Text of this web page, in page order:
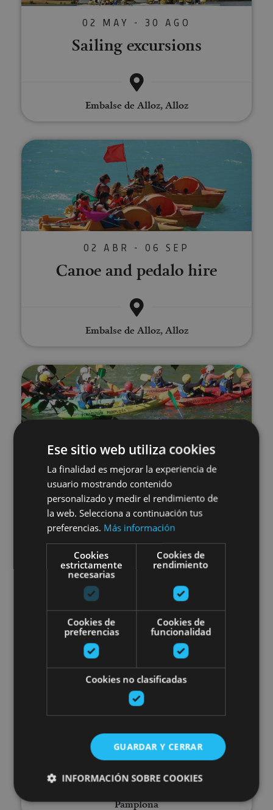
02 MAY - 30 AGO
Sailing excursions
Embalse de Alloz, Alloz
Canoe and pedalo hire
02 ABR - 06 SEP
Canoe and pedalo hire
Embalse de Alloz, Alloz
Kayak the Arga River
01 ABR - 31 OCT
Kayak the Arga River
Pamplona
Stand up Paddle Board in
01 ABR - 31 OCT
Stand up Paddle Board in
Pamplona
Pamplona
Ese sitio web utiliza cookies
La finalidad es mejorar la experiencia de
usuario mostrando contenido
personalizado y medir el rendimiento de
la web. Selecciona a continuación tus
preferencias. Más información
Cookies
estrictamente
necesarias
Cookies de
rendimiento
Cookies de
preferencias
Cookies de
funcionalidad
Cookies no clasificadas
GUARDAR Y CERRAR
INFORMACIÓN SOBRE COOKIES